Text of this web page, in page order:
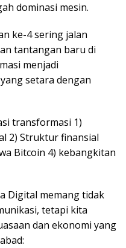
dominasi mesin.
ke-4 sering jalan
tantangan baru di
menjadi
setara dengan
transformasi 1)
2) Struktur finansial
Bitcoin 4) kebangkitan
Digital memang tidak
tetapi kita
dan ekonomi yang